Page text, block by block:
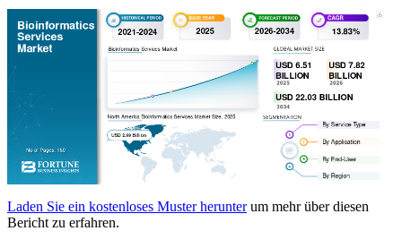
Laden Sie ein kostenloses Muster herunterum mehr über diesen
Bericht zu erfahren.